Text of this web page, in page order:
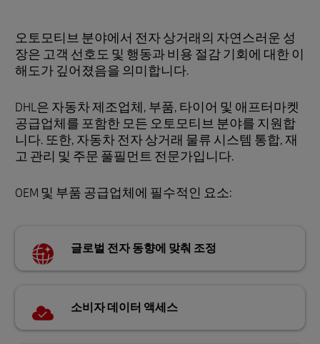
오토모티브 분야에서 전자 상거래의 자연스러운 성
장은 고객 선호도 및 행동과 비용 절감 기회에 대한 이
해도가 깊어졌음을 의미합니다.
DHL은 자동차 제조업체, 부품, 타이어 및 애프터마켓
공급업체를 포함한 모든 오토모티브 분야를 지원합
니다. 또한, 자동차 전자 상거래 물류 시스템 통합, 재
고 관리 및 주문 풀필먼트 전문가입니다.
OEM 및 부품 공급업체에 필수적인 요소:
글로벌 전자 동향에 맞춰 조정
소비자 데이터 액세스